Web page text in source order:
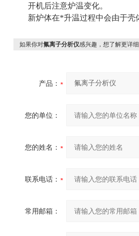
开机后注意炉温变化。
新炉体在*升温过程中会由于壳
如果你对氟离子分析仪感兴趣，想了解更详
产品：
您的单位：
您的姓名：
联系电话：
常用邮箱：